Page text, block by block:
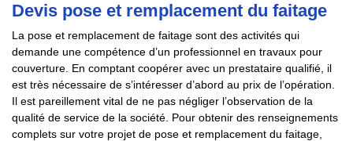
Devis pose et remplacement du faitage
La pose et remplacement de faitage sont des activités qui
demande une compétence d’un professionnel en travaux pour
couverture. En comptant coopérer avec un prestataire qualifié, il
est très nécessaire de s’intéresser d’abord au prix de l’opération.
Il est pareillement vital de ne pas négliger l’observation de la
qualité de service de la société. Pour obtenir des renseignements
complets sur votre projet de pose et remplacement du faitage,